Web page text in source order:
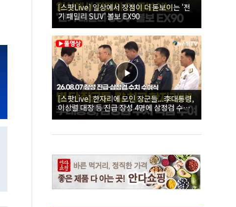
[스팟Live] 일상에서 장점이 더 돋보이는 '전
기 패밀리 SUV' 볼보 EX90
[스팟Live] 한자리에 모인 장군들...李대통령,
이상렬 대장 등 진급 장성 4명에 삼정검 수치
직접 수여｜26.08.07 장성 진급·삼정검 수치